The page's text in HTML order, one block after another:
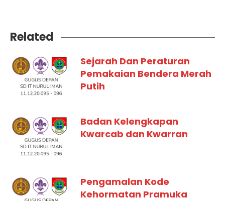
Related
Sejarah Dan Peraturan
Pemakaian Bendera Merah
Putih
Badan Kelengkapan
Kwarcab dan Kwarran
Pengamalan Kode
Kehormatan Pramuka